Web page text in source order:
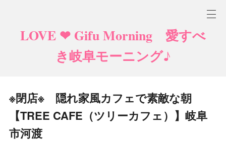
LOVE ❤ Gifu Morning 愛すべ
き岐阜モーニング♪
※閉店※ 隠れ家風カフェで素敵な朝
【TREE CAFE（ツリーカフェ）】岐阜
市河渡